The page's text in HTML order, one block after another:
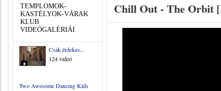
TEMPLOMOK-
KASTÉLYOK-VÁRAK
KLUB
VIDEÓGALÉRIÁI
Csak érdekes...
124 videó
Two Awesome Dancing Kids
Chill Out - The Orbit